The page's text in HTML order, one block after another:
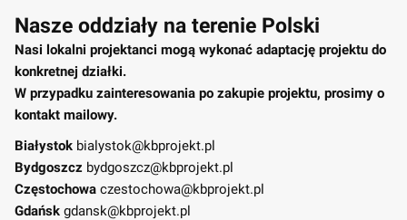
Nasze oddziały na terenie Polski
Nasi lokalni projektanci mogą wykonać adaptację projektu do
konkretnej działki.
W przypadku zainteresowania po zakupie projektu, prosimy o
kontakt mailowy.
Białystok bialystok@kbprojekt.pl
Bydgoszcz bydgoszcz@kbprojekt.pl
Częstochowa czestochowa@kbprojekt.pl
Gdańsk gdansk@kbprojekt.pl